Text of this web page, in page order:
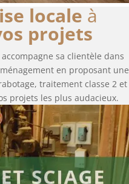
locale à
projets
sa clientèle dans
en proposant une
traitement classe 2 et
projets les plus audacieux.